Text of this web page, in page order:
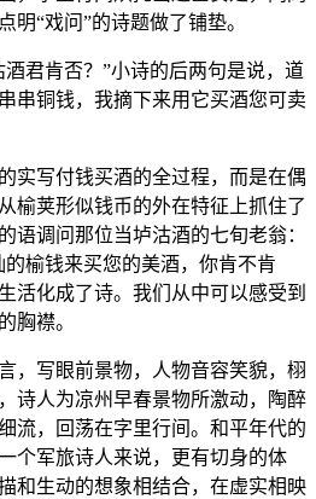
明“戏问”的诗题做了铺垫。
君肯否？”小诗的后两句是说，道
串铜钱，我摘下来用它买酒您可卖
实写付钱买酒的全过程，而是在偶
榆荚形似钱币的外在特征上抓住了
语调问那位当垆沽酒的七旬老翁：
榆钱来买您的美酒，你肯不肯
活化成了诗。我们从中可以感受到
胸襟。
，写眼前景物，人物音容笑貌，栩
诗人为凉州早春景物所激动，陶醉
流，回荡在字里行间。和平年代的
个军旅诗人来说，更有切身的体
和生动的想象相结合，在虚实相映